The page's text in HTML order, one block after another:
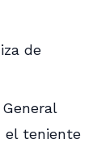
de
el teniente